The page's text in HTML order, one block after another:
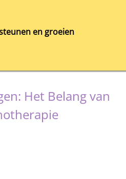
en groeien
Het Belang van